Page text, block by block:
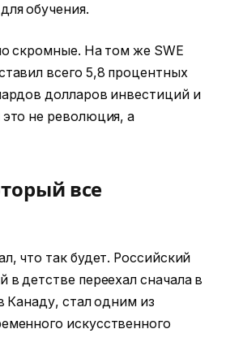
обучения.
скромные. На том же SWE
всего 5,8 процентных
долларов инвестиций и
это не революция, а
все
что так будет. Российский
в детстве переехал сначала в
Канаду, стал одним из
искусственного